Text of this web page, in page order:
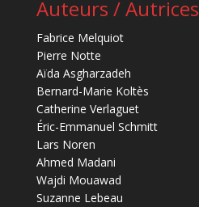
Auteurs / Autrices
Fabrice Melquiot
Pierre Notte
Aïda Asgharzadeh
Bernard-Marie Koltès
Catherine Verlaguet
Éric-Emmanuel Schmitt
Lars Noren
Ahmed Madani
Wajdi Mouawad
Suzanne Lebeau